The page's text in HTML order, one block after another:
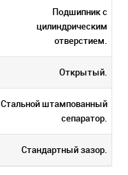
Подшипник с
цилиндрическим
отверстием.
Открытый.
Стальной штампованный
сепаратор.
Стандартный зазор.